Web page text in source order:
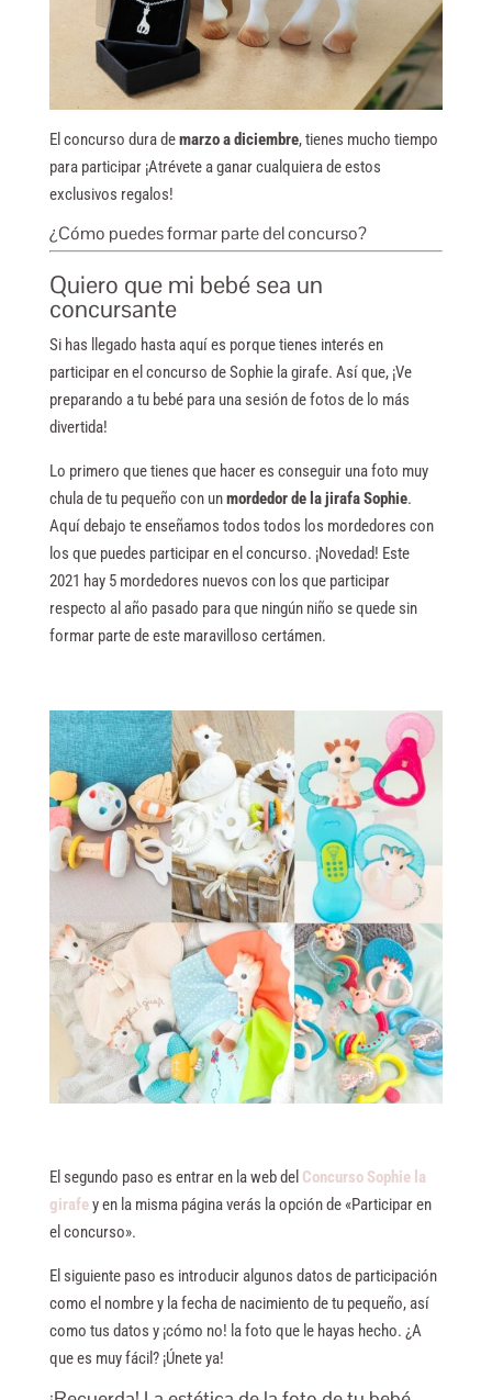
El concurso dura demarzo a diciembre, tienes mucho tiempo
para participar ¡Atrévete a ganar cualquiera de estos
exclusivos regalos!
¿Cómo puedes formar parte del concurso?
Quiero que mi bebé sea un
concursante
Si has llegado hasta aquí es porque tienes interés en
participar en el concurso de Sophie la girafe. Así que, ¡Ve
preparando a tu bebé para una sesión de fotos de lo más
divertida!
Lo primero que tienes que hacer es conseguir una foto muy
chula de tu pequeño con unmordedor de la jirafa Sophie.
Aquí debajo te enseñamos todos todos los mordedores con
los que puedes participar en el concurso. ¡Novedad! Este
2021 hay 5 mordedores nuevos con los que participar
respecto al año pasado para que ningún niño se quede sin
formar parte de este maravilloso certámen.
El segundo paso es entrar en la web del Concurso Sophie la
girafey en la misma página verás la opción de «Participar en
el concurso».
El siguiente paso es introducir algunos datos de participación
como el nombre y la fecha de nacimiento de tu pequeño, así
como tus datos y ¡cómo no! la foto que le hayas hecho. ¿A
que es muy fácil? ¡Únete ya!